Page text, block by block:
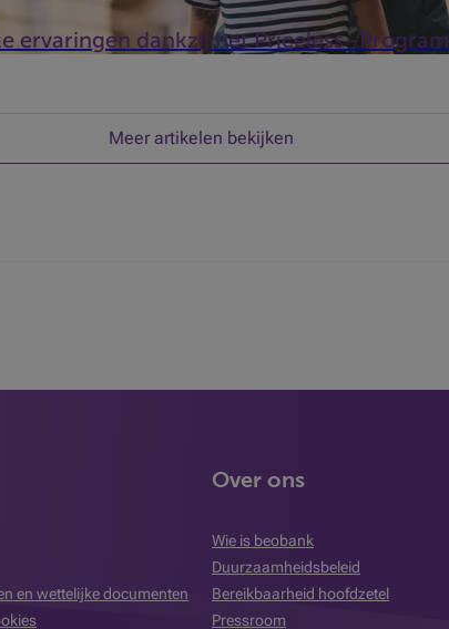
ervaringen dankzij het
Meer artikelen bekijken
en wettelijke documenten
Over ons
Wie is beobank
Duurzaamheidsbeleid
Bereikbaarheid hoofdzetel
Pressroom